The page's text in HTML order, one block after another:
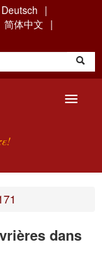
Deutsch
简体中文
dans